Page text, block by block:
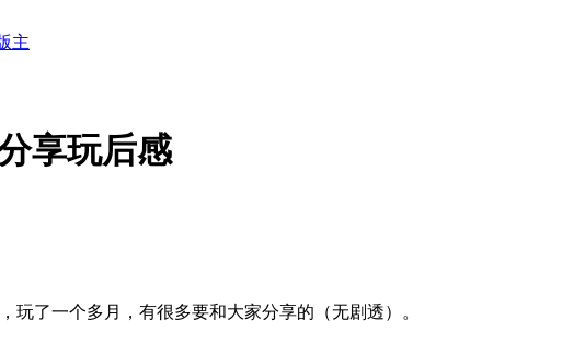
主
享玩后感
玩了一个多月，有很多要和大家分享的（无剧透）。